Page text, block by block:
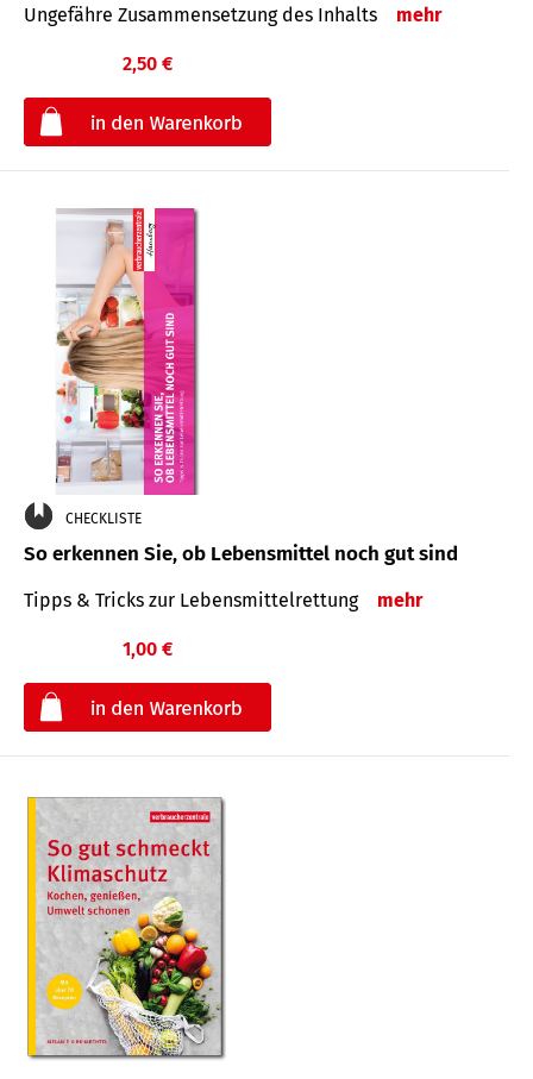
Ungefähre Zusammensetzung des Inhalts mehr
2,50 €
CHECKLISTE
So erkennen Sie, ob Lebensmittel noch gut sind
Tipps & Tricks zur Lebensmittelrettung mehr
1,00 €